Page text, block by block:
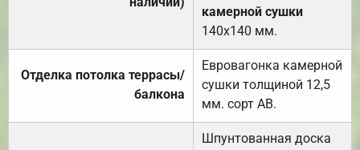
камерной сушки
140х140 мм.
Отделка потолка террасы/
балкона
Евровагонка камерной
сушки толщиной 12,5
мм. сорт АВ.
Шпунтованная доска